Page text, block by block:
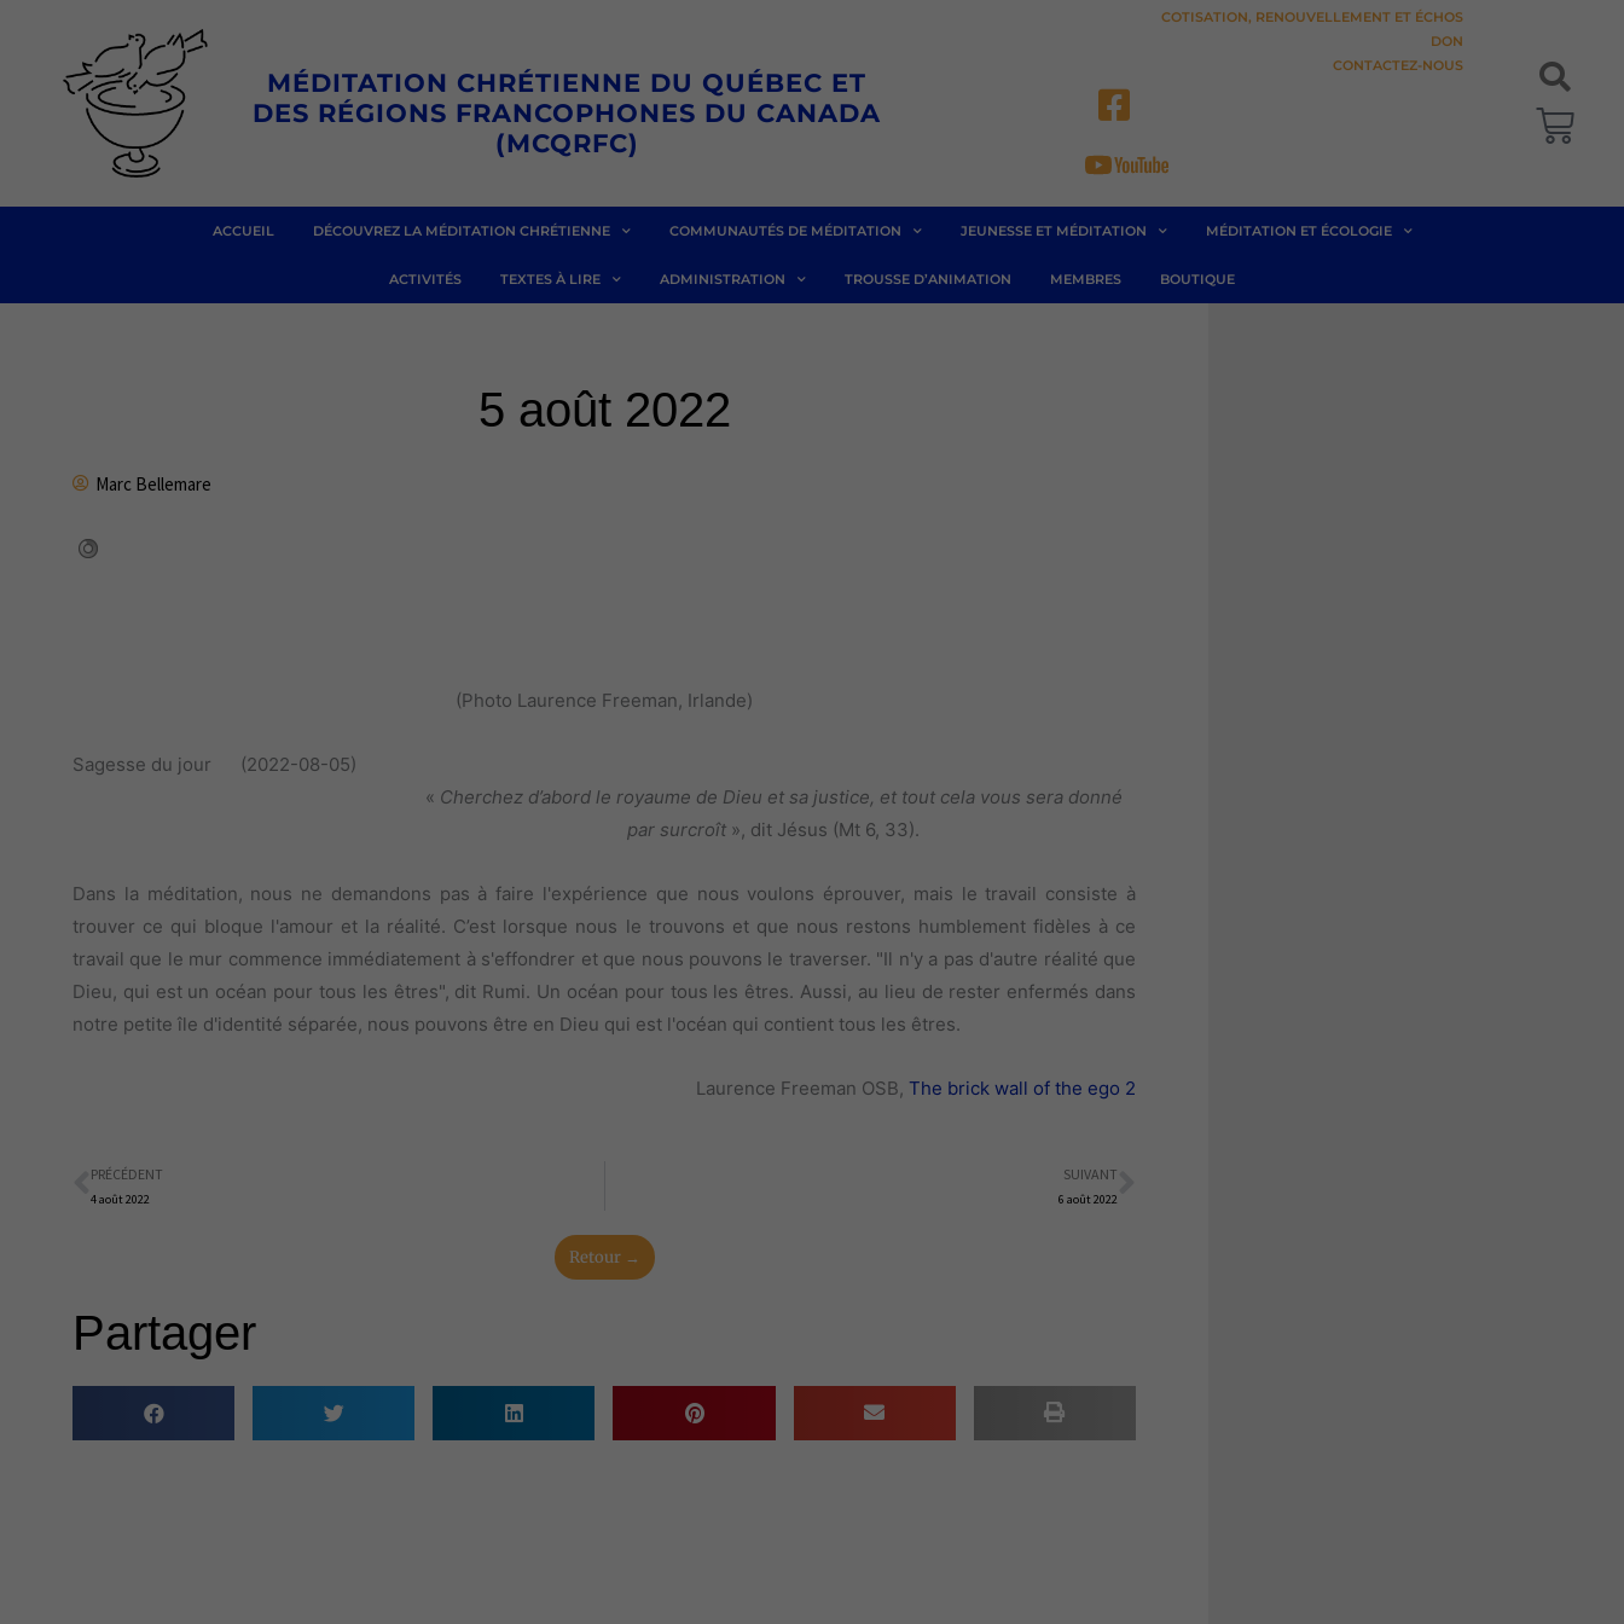
contenu
MÉDITATION CHRÉTIENNE DU QUÉBEC ET
DES RÉGIONS FRANCOPHONES DU CANADA
(MCQRFC)
COTISATION, RENOUVELLEMENT ET ÉCHOS
DON
CONTACTEZ-NOUS
ACCUEIL DÉCOUVREZ LA MÉDITATION CHRÉTIENNE COMMUNAUTÉS DE MÉDITATION JEUNESSE ET MÉDITATION MÉDITATION ET ÉCOLOGIE
ACTIVITÉS TEXTES À LIRE ADMINISTRATION TROUSSE D’ANIMATION MEMBRES BOUTIQUE
5 août 2022
Marc Bellemare
(Photo Laurence Freeman, Irlande)
Sagesse du jour (2022-08-05)
« Cherchez d’abord le royaume de Dieu et sa justice, et tout cela vous sera donné
par surcroît », dit Jésus (Mt 6, 33).
Dans la méditation, nous ne demandons pas à faire l'expérience que nous voulons éprouver, mais le travail consiste à
trouver ce qui bloque l'amour et la réalité. C’est lorsque nous le trouvons et que nous restons humblement fidèles à ce
travail que le mur commence immédiatement à s'effondrer et que nous pouvons le traverser. "Il n'y a pas d'autre réalité que
Dieu, qui est un océan pour tous les êtres", dit Rumi. Un océan pour tous les êtres. Aussi, au lieu de rester enfermés dans
notre petite île d'identité séparée, nous pouvons être en Dieu qui est l'océan qui contient tous les êtres.
Laurence Freeman OSB, The brick wall of the ego 2
Précédent
PRÉCÉDENT
4 août 2022
SUIVANT
6 août 2022
Retour →
Partager